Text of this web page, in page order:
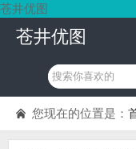
苍井优图
苍井优图
您现在的位置是：